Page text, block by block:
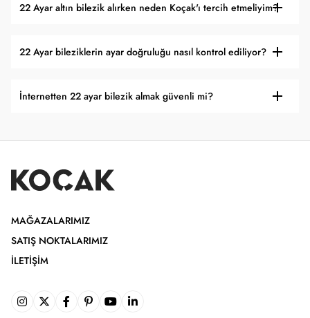
22 Ayar altın bilezik alırken neden Koçak'ı tercih etmeliyim?
22 Ayar bileziklerin ayar doğruluğu nasıl kontrol ediliyor?
İnternetten 22 ayar bilezik almak güvenli mi?
MAĞAZALARIMIZ
SATIŞ NOKTALARIMIZ
İLETIŞIM